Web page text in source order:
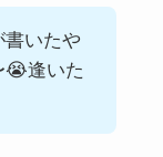
いたや
逢いた